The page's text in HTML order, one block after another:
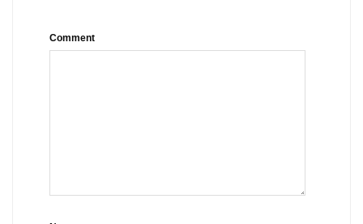
Comment